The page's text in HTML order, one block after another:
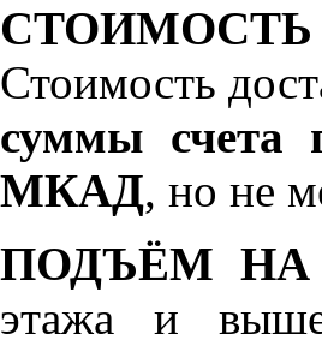
Стоимость
суммы счета
МКАД, но не
ПОДЪЁМ НА
этажа и